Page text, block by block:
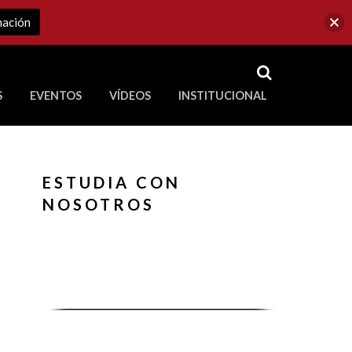
RSS
EVENTOS VÍDEOS INSTITUCIONAL
ESTUDIA CON
NOSOTROS